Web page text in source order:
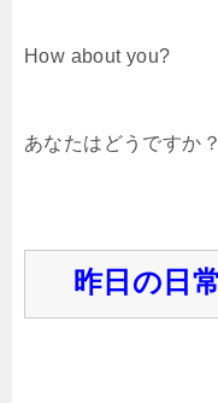
How about you?
あなたはどうですか？
昨日の日